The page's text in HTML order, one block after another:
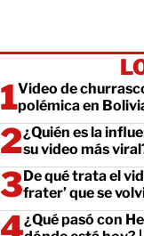
Video de
polémica en
¿Quién es la
su video más
De qué trata el
frater’ que se
¿Qué pasó con